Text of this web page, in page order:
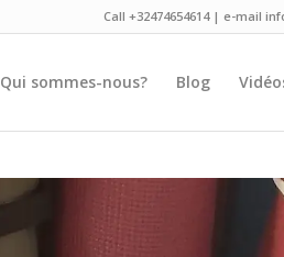
Call +32474654614 | e-mail
Qui sommes-nous? Blog